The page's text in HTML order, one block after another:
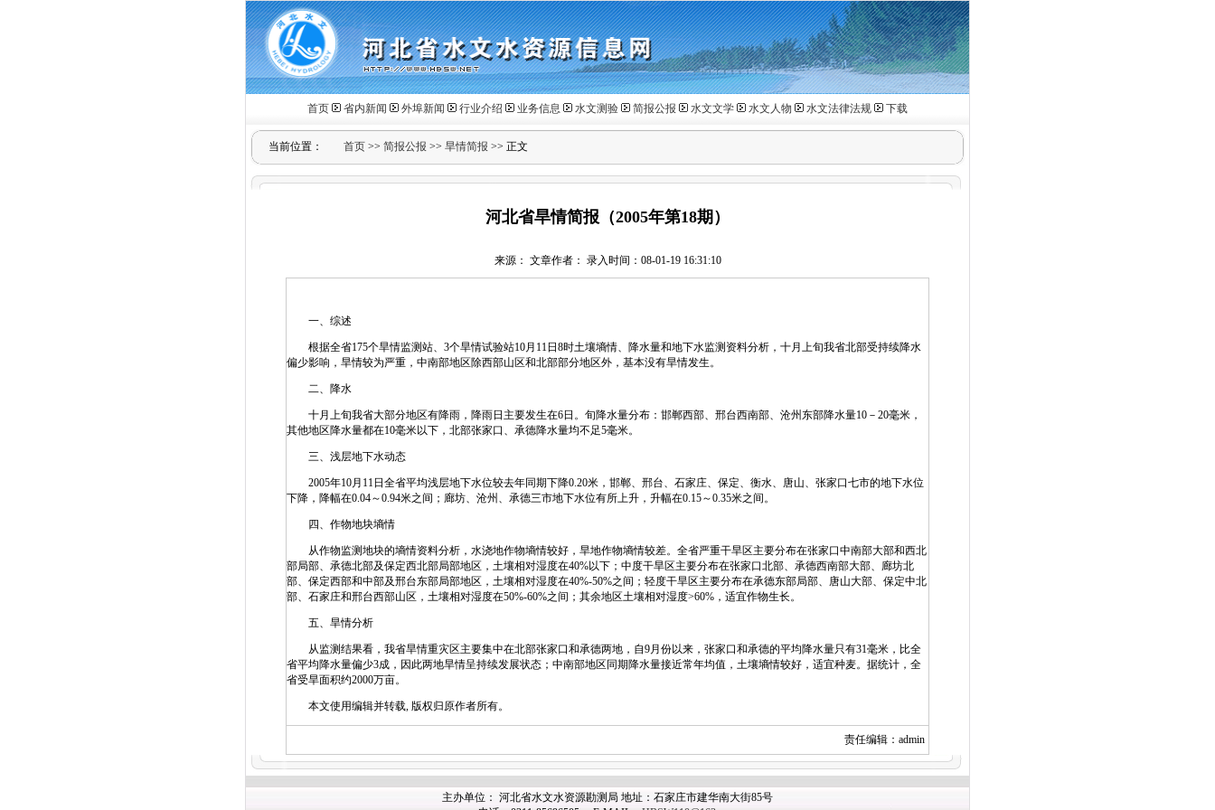
首页 省内新闻 外埠新闻 行业介绍 业务信息 水文测验 简报公报 水文文学 水文人物 水文法律法规 下载
当前位置： 首页 >> 简报公报 >> 旱情简报 >> 正文
河北省旱情简报（2005年第18期）
来源： 文章作者： 录入时间：08-01-19 16:31:10
一、综述
根据全省175个旱情监测站、3个旱情试验站10月11日8时土壤墒情、降水量和地下水监测资料分析，十月上旬我省北部受持续降水
偏少影响，旱情较为严重，中南部地区除西部山区和北部部分地区外，基本没有旱情发生。
二、降水
十月上旬我省大部分地区有降雨，降雨日主要发生在6日。旬降水量分布：邯郸西部、邢台西南部、沧州东部降水量10－20毫米，
其他地区降水量都在10毫米以下，北部张家口、承德降水量均不足5毫米。
三、浅层地下水动态
2005年10月11日全省平均浅层地下水位较去年同期下降0.20米，邯郸、邢台、石家庄、保定、衡水、唐山、张家口七市的地下水位
下降，降幅在0.04～0.94米之间；廊坊、沧州、承德三市地下水位有所上升，升幅在0.15～0.35米之间。
四、作物地块墒情
从作物监测地块的墒情资料分析，水浇地作物墒情较好，旱地作物墒情较差。全省严重干旱区主要分布在张家口中南部大部和西北
部局部、承德北部及保定西北部局部地区，土壤相对湿度在40%以下；中度干旱区主要分布在张家口北部、承德西南部大部、廊坊北
部、保定西部和中部及邢台东部局部地区，土壤相对湿度在40%-50%之间；轻度干旱区主要分布在承德东部局部、唐山大部、保定中北
部、石家庄和邢台西部山区，土壤相对湿度在50%-60%之间；其余地区土壤相对湿度>60%，适宜作物生长。
五、旱情分析
从监测结果看，我省旱情重灾区主要集中在北部张家口和承德两地，自9月份以来，张家口和承德的平均降水量只有31毫米，比全
省平均降水量偏少3成，因此两地旱情呈持续发展状态；中南部地区同期降水量接近常年均值，土壤墒情较好，适宜种麦。据统计，全
省受旱面积约2000万亩。
本文使用编辑并转载, 版权归原作者所有。
责任编辑：admin
主办单位： 河北省水文水资源勘测局 地址：石家庄市建华南大街85号